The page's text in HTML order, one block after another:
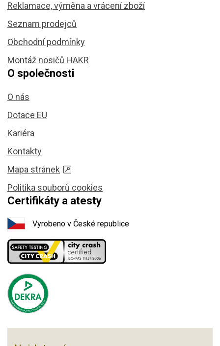
Reklamace, výměna a vrácení zboží
Seznam prodejců
Obchodní podmínky
Montáž nosičů HAKR
O společnosti
O nás
Dotace EU
Kariéra
Kontakty
Mapa stránek
Politika souborů cookies
Certifikáty a atesty
Vyrobeno v České republice